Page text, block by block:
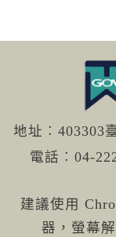
地址︰403303
電話︰04-
建議使用
器，螢幕